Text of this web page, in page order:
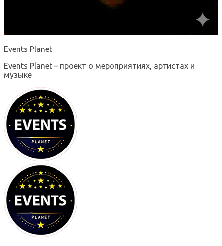
Events Planet
Events Planet – проект о мероприятиях, артистах и
музыке